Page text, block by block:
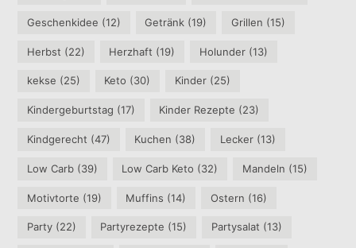
Geschenkidee (12) Getränk (19) Grillen (15)
Herbst (22) Herzhaft (19) Holunder(13)
kekse (25) Keto (30) Kinder(25)
Kindergeburtstag (17) Kinder Rezepte (23)
Kindgerecht (47) Kuchen (38) Lecker(13)
Low Carb (39) Low Carb Keto (32) Mandeln (15)
Motivtorte (19) Muffins (14) Ostern (16)
Party (22) Partyrezepte (15) Partysalat (13)